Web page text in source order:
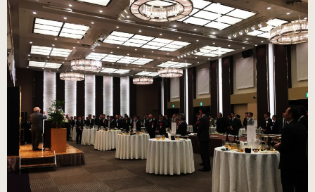
数量限定商品（22.0～25.0cm）
3WAY (ブロンズ・本革)
数量限定商品（22.0～25.0cm）
3WAY (ワイン・本革)
数量限定商品（22.0～25.0cm）
ブラック・本革